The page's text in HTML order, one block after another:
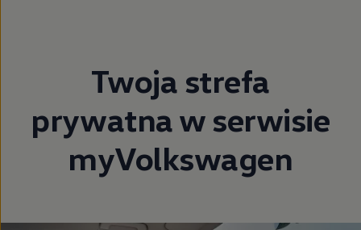
Twoja strefa
prywatna w serwisie
myVolkswagen